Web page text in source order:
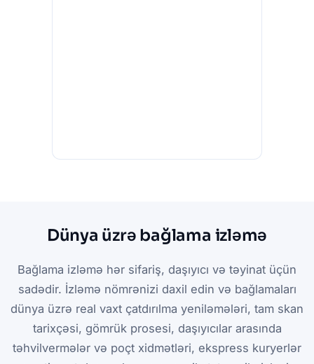
Dünya üzrə bağlama izləmə
Bağlama izləmə hər sifariş, daşıyıcı və təyinat üçün
sadədir. İzləmə nömrənizi daxil edin və bağlamaları
dünya üzrə real vaxt çatdırılma yeniləmələri, tam skan
tarixçəsi, gömrük prosesi, daşıyıcılar arasında
təhvilvermələr və poçt xidmətləri, ekspress kuryerlər